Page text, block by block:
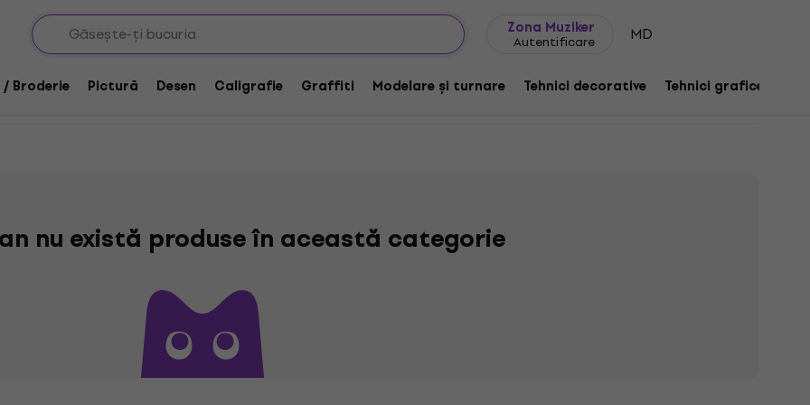
Zona Muziker
Autentificare MD
Broderie Pictură Desen Caligrafie Graffiti Modelare și turnare Tehnici decorative Tehnici grafice
Pantaloni pentru saci si cosuri
cosuri
nu există produse în această categorie